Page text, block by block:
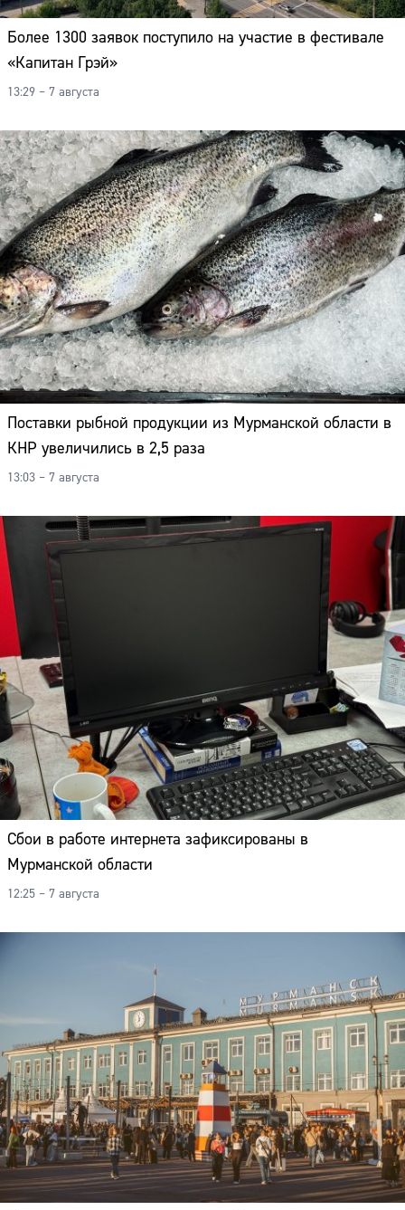
Более 1300 заявок поступило на участие в фестивале
«Капитан Грэй»
13:29 – 7 августа
Поставки рыбной продукции из Мурманской области в
КНР увеличились в 2,5 раза
13:03 – 7 августа
Сбои в работе интернета зафиксированы в
Мурманской области
12:25 – 7 августа
Адрес: